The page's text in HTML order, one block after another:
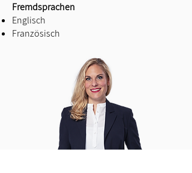
Fremdsprachen
Englisch
Französisch